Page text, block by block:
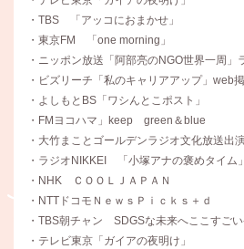
・TBS 「アッコにおまかせ」
・東京FM 「one morning」
・ニッポン放送「阿部亮のNGO世界一周」
・ビズリーチ「私のキャリアアップ」web
・よしもとBS「ワシんとこポスト」
・FMヨコハマ」keep green＆blue
・大竹まことゴールデンラジオ文化放送出
・ラジオNIKKEI 「小塚アナの褒めタイム」
・NHK ＣＯＯＬＪＡＰＡＮ
・NTTドコモＮｅｗｓＰｉｃｋｓ＋ｄ
・TBS朝チャン SDGSな未来へここすご
・テレビ東京「ガイアの夜明け」